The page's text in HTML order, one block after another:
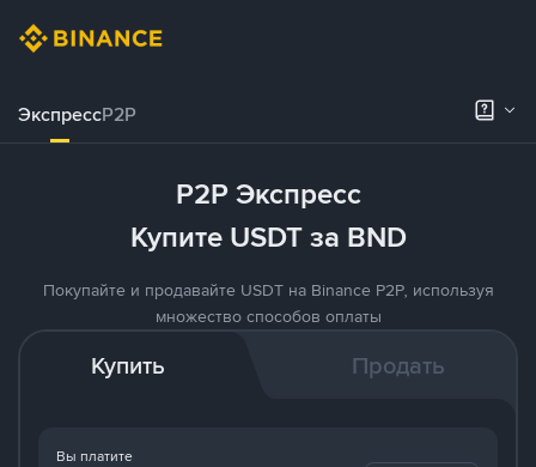
ЭкспрессP2P
P2P Экспресс
Купите USDT за BND
Покупайте и продавайте USDT на Binance P2P, используя
множество способов оплаты
Купить Продать
Вы платите